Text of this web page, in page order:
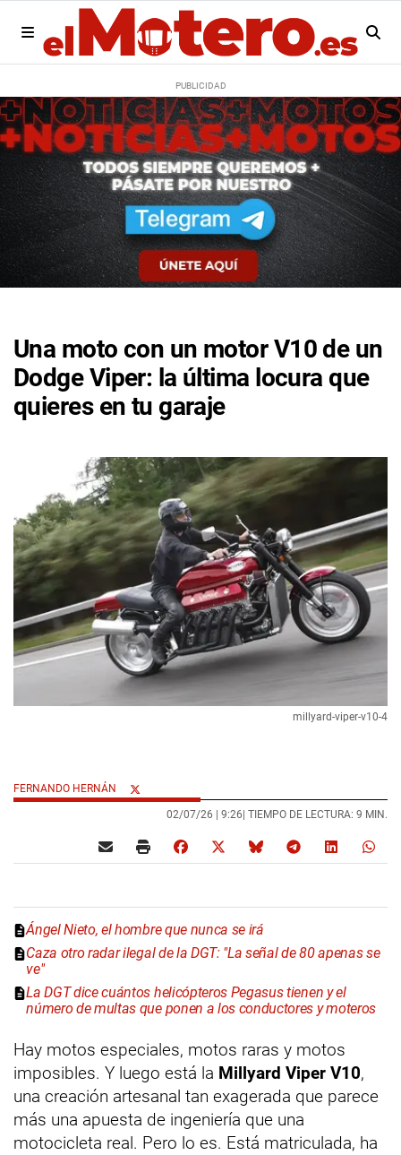
Una moto con un motor V10 de un
Dodge Viper: la última locura que
quieres en tu garaje
millyard-viper-v10-4
FERNANDO HERNÁN
02/07/26 | 9:26 | TIEMPO DE LECTURA: 9 MIN.
Ángel Nieto, el hombre que nunca se irá
Caza otro radar ilegal de la DGT: "La señal de 80 apenas se
ve"
La DGT dice cuántos helicópteros Pegasus tienen y el
número de multas que ponen a los conductores y moteros
Hay motos especiales, motos raras y motos
imposibles. Y luego está la Millyard Viper V10,
una creación artesanal tan exagerada que parece
más una apuesta de ingeniería que una
motocicleta real. Pero lo es. Está matriculada, ha